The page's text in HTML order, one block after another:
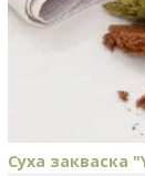
Суха закваска